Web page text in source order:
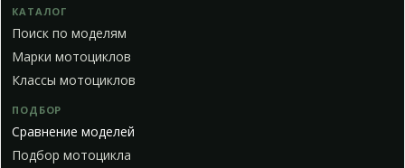
КАТАЛОГ
Поиск по моделям
Марки мотоциклов
Классы мотоциклов
ПОДБОР
Сравнение моделей
Подбор мотоцикла